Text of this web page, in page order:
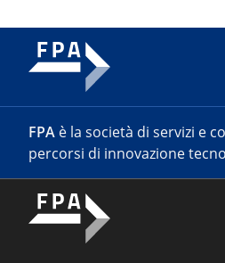
FPA è la società di servizi e
percorsi di innovazione